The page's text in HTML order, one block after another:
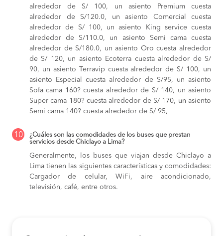
alrededor de S/ 100,
un asiento Premium cuesta
alrededor de S/120.0,
un asiento Comercial cuesta
alrededor de S/ 100, un asiento King service cuesta
alrededor de S/110.0, un asiento Semi cama cuesta
alrededor de S/180.0, un asiento Oro cuesta alrededor
de S/ 120, un asiento Ecoterra cuesta alrededor de S/
90, un asiento Terravip cuesta alrededor de S/ 100, un
asiento Especial cuesta alrededor de S/95, un asiento
Sofa cama 160? cuesta alrededor de S/ 140, un asiento
Super cama 180? cuesta alrededor de S/ 170, un asiento
Semi cama 140? cuesta alrededor de S/ 95,
10
¿Cuáles son las comodidades de los buses que prestan
servicios desde Chiclayo a Lima?
Generalmente, los buses que viajan desde Chiclayo a
Lima tienen las siguientes características y comodidades:
Cargador de celular, WiFi, aire acondicionado,
televisión, café, entre otros.